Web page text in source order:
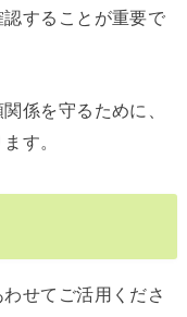
することが重要で
係を守るために、
す。
せてご活用くださ